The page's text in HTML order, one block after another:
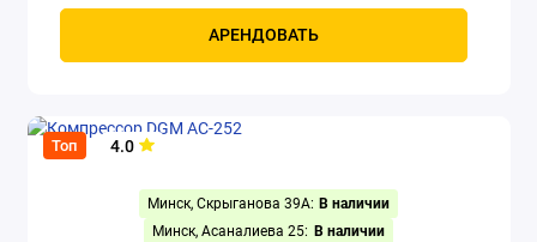
АРЕНДОВАТЬ
Топ 4.0
Минск, Скрыганова 39А: В наличии
Минск, Асаналиева 25: В наличии